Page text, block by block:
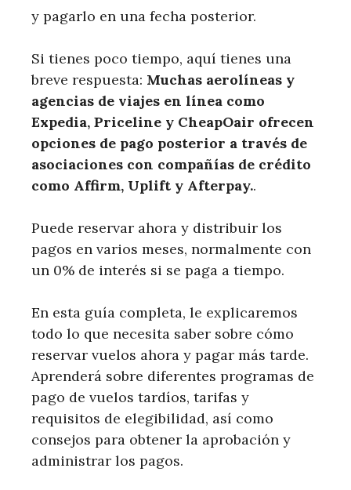
y pagarlo en una fecha posterior.
Si tienes poco tiempo, aquí tienes una
breve respuesta: Muchas aerolíneas y
agencias de viajes en línea como
Expedia, Priceline y CheapOair ofrecen
opciones de pago posterior a través de
asociaciones con compañías de crédito
como Affirm, Uplift y Afterpay..
Puede reservar ahora y distribuir los
pagos en varios meses, normalmente con
un 0% de interés si se paga a tiempo.
En esta guía completa, le explicaremos
todo lo que necesita saber sobre cómo
reservar vuelos ahora y pagar más tarde.
Aprenderá sobre diferentes programas de
pago de vuelos tardíos, tarifas y
requisitos de elegibilidad, así como
consejos para obtener la aprobación y
administrar los pagos.